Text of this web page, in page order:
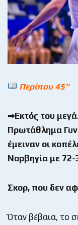
Περίπου 45“
➡Εκτός του
Πρωτάθλημα
έμειναν οι
Νορβηγία με
Σκορ, που δεν
Όταν βέβαια, το